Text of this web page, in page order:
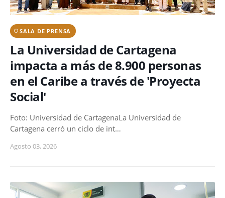
SALA DE PRENSA
La Universidad de Cartagena
impacta a más de 8.900 personas
en el Caribe a través de 'Proyecta
Social'
Foto: Universidad de CartagenaLa Universidad de
Cartagena cerró un ciclo de int…
Agosto 03, 2026